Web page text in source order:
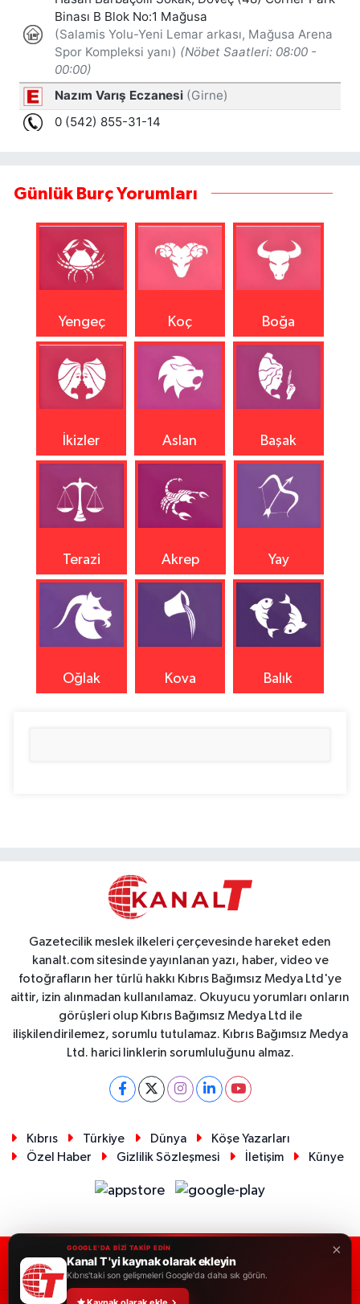
Günlük Burç Yorumları
Yengeç Koç Boğa
İkizler Aslan Başak
Terazi Akrep Yay
Oğlak Kova Balık
Gazetecilik meslek ilkeleri çerçevesinde hareket eden
kanalt.com sitesinde yayınlanan yazı, haber, video ve
fotoğrafların her türlü hakkı Kıbrıs Bağımsız Medya Ltd'ye
aittir, izin alınmadan kullanılamaz. Okuyucu yorumları onların
görüşleri olup Kıbrıs Bağımsız Medya Ltd ile
ilişkilendirilemez, sorumlu tutulamaz. Kıbrıs Bağımsız Medya
Ltd. harici linklerin sorumluluğunu almaz.
Kıbrıs Türkiye Dünya
Köşe Yazarları
Özel Haber
Gizlilik Sözleşmesi İletişim Künye
RSS Copyright © 2026. Her hakkı saklıdır.
×
GOOGLE'DA BİZİ TAKİP EDİN
Kanal T 'yi kaynak olarak ekleyin
Kıbrıs'taki son gelişmeleri Google'da daha sık görün.